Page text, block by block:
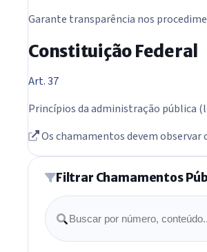
Garante transparência nos
Constituição Federal
Art. 37
Princípios da administração pública
Os chamamentos devem
Filtrar Chamamentos
Buscar